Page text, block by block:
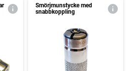
Smörjmunstycke med
snabbkoppling